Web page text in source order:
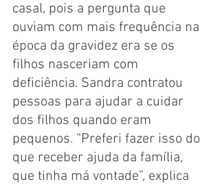
casal, pois a pergunta que
ouviam com mais frequência na
época da gravidez era se os
filhos nasceriam com
deficiência. Sandra contratou
pessoas para ajudar a cuidar
dos filhos quando eram
pequenos. “Preferi fazer isso do
que receber ajuda da família,
que tinha má vontade”, explica